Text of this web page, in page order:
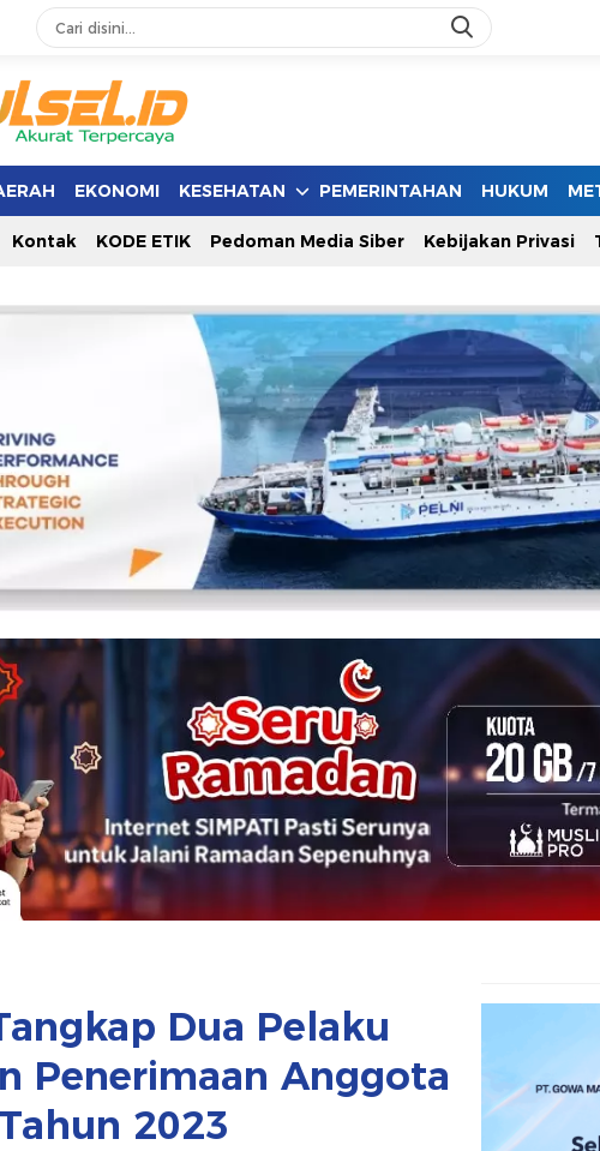
EKONOMI KESEHATAN PEMERINTAHAN HUKUM
Kontak KODE ETIK Pedoman Media Siber Kebijakan Privasi
Dua Pelaku
Penerimaan Anggota
2023